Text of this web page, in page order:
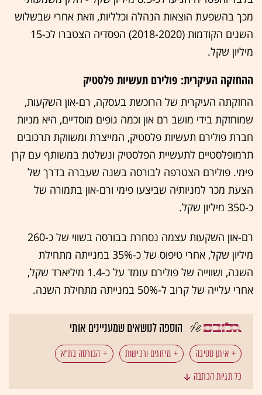
מכך בהשפעת הוצאות הנהלה וכלליות, וזאת אחרי שבשלוש
השנים הקודמות (2018-2020) הפסדיה הצטברו לכ-15
מיליון שקל.
ההחזקה העיקרית: פולירם תעשיות פלסטיק
החזקתה העיקרית של הרוכשת בעסקה, רם-און השקעות,
שמוחזקת בידי מושב רם און וכמה גופים מוסדיים, היא מניות
חברת פולירם תעשיות פלסטיק, המייצרת ומשווקת תרכובים
תרמופלסטיים לתעשיית הפלסטיק ונשלטת במשותף עם קרן
פימי. פולירם הצטרפה לבורסה בשנה שעברה בדרך של
הצעת מכר למניותיה שביצעו פימי ורם-און בתמורה של
כ-350 מיליון שקל.
רם-און השקעות עצמה נסחרת בבורסה בשווי של כ-260
מיליון שקל, אחרי טיפוס של כ-35% במנייתה מתחילת
השנה, ושווייה של פולירם עומד על כ-1.4 מיליארד שקל,
אחרי עלייה של קרוב ל-50% במנייתה מתחילת השנה.
הוספה לנושאים שמעניינים אותי
איתן סטיבה מיזוגים ורכישות הבורסה בת"א
כל תגיות הכתבה